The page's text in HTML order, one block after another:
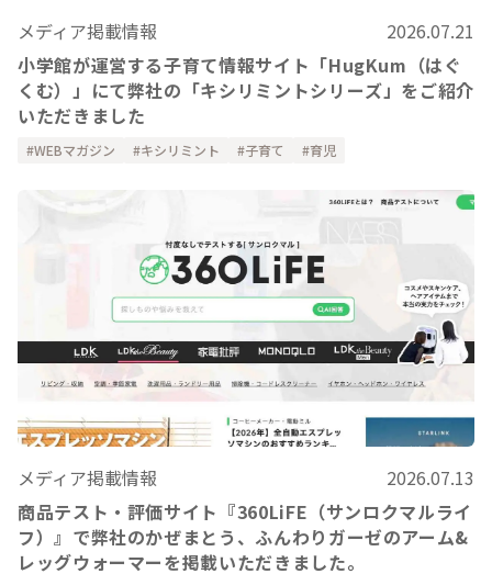
メディア掲載情報
2026.07.21
小学館が運営する子育て情報サイト「HugKum（はぐ
くむ）」にて弊社の「キシリミントシリーズ」をご紹介
いただきました
WEBマガジン キシリミント 子育て 育児
メディア掲載情報
2026.07.13
商品テスト・評価サイト『360LiFE（サンロクマルライ
フ）』で弊社のかぜまとう、ふんわりガーゼのアーム&
レッグウォーマーを掲載いただきました。